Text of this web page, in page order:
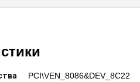
PCI\VEN_8086&DEV_8C22